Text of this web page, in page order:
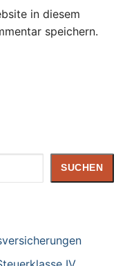
in diesem
speichern.
SUCHEN